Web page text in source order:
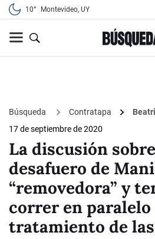
10° Montevideo, UY
Búsqueda Contratapa
17 de septiembre de 2020
La discusión
desafuero de
“removedora” y
correr en paralelo
tratamiento de